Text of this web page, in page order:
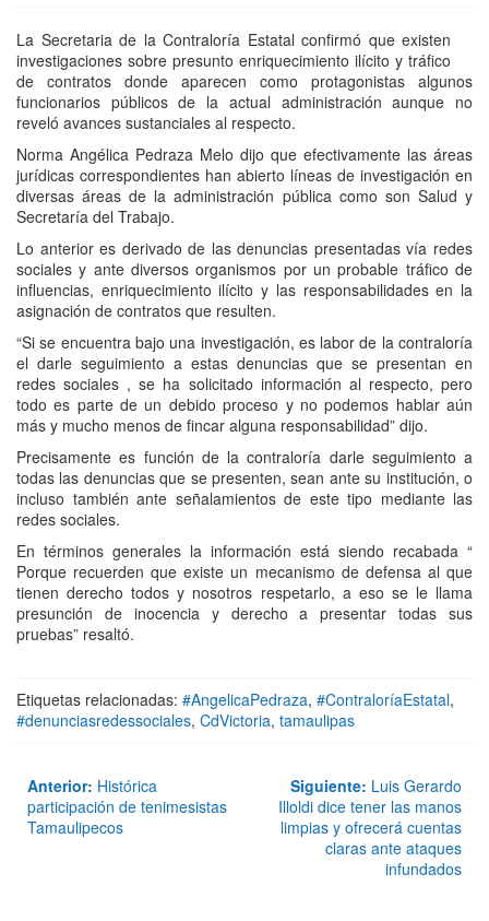
La Secretaria de la Contraloría Estatal confirmó que existen
investigaciones sobre presunto enriquecimiento ilícito y tráfico
de contratos donde aparecen como protagonistas algunos
funcionarios públicos de la actual administración aunque no
reveló avances sustanciales al respecto.
Norma Angélica Pedraza Melo dijo que efectivamente las áreas
jurídicas correspondientes han abierto líneas de investigación en
diversas áreas de la administración pública como son Salud y
Secretaría del Trabajo.
Lo anterior es derivado de las denuncias presentadas vía redes
sociales y ante diversos organismos por un probable tráfico de
influencias, enriquecimiento ilícito y las responsabilidades en la
asignación de contratos que resulten.
“Si se encuentra bajo una investigación, es labor de la contraloría
el darle seguimiento a estas denuncias que se presentan en
redes sociales , se ha solicitado información al respecto, pero
todo es parte de un debido proceso y no podemos hablar aún
más y mucho menos de fincar alguna responsabilidad” dijo.
Precisamente es función de la contraloría darle seguimiento a
todas las denuncias que se presenten, sean ante su institución, o
incluso también ante señalamientos de este tipo mediante las
redes sociales.
En términos generales la información está siendo recabada “
Porque recuerden que existe un mecanismo de defensa al que
tienen derecho todos y nosotros respetarlo, a eso se le llama
presunción de inocencia y derecho a presentar todas sus
pruebas” resaltó.
Etiquetas relacionadas: #AngelicaPedraza, #ContraloríaEstatal,
#denunciasredessociales, CdVictoria, tamaulipas
Anterior: Histórica
participación de tenimesistas
Tamaulipecos
Siguiente: Luis Gerardo
Illoldi dice tener las manos
limpias y ofrecerá cuentas
claras ante ataques
infundados